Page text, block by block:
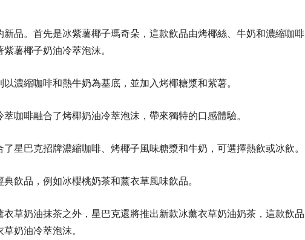
品。首先是冰紫薯椰子瑪奇朵，這款飲品由烤椰絲、牛奶和濃縮咖啡
薯椰子奶油冷萃泡沫。
濃縮咖啡和熱牛奶為基底，並加入烤椰糖漿和紫薯。
咖啡融合了烤椰奶油冷萃泡沫，帶來獨特的口感體驗。
星巴克招牌濃縮咖啡、烤椰子風味糖漿和牛奶，可選擇熱飲或冰飲。
飲品，例如冰櫻桃奶茶和薰衣草風味飲品。
草奶油抹茶之外，星巴克還將推出新款冰薰衣草奶油奶茶，這款飲品
奶油冷萃泡沫。